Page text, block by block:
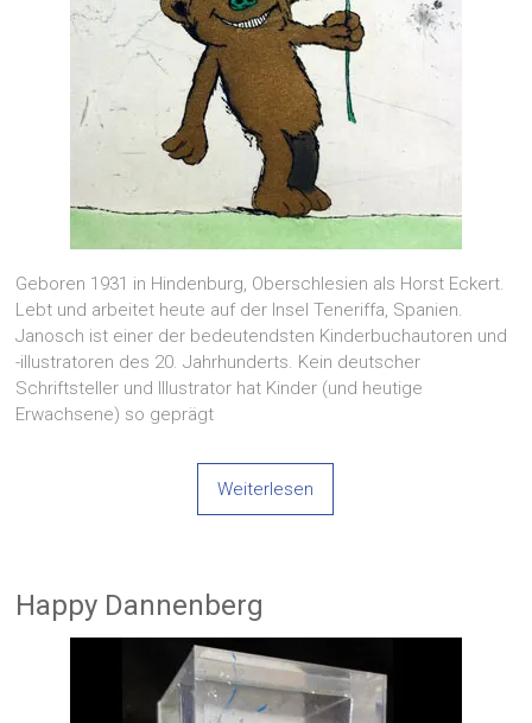
Geboren 1931 in Hindenburg, Oberschlesien als Horst Eckert.
Lebt und arbeitet heute auf der Insel Teneriffa, Spanien.
Janosch ist einer der bedeutendsten Kinderbuchautoren und
-illustratoren des 20. Jahrhunderts. Kein deutscher
Schriftsteller und Illustrator hat Kinder (und heutige
Erwachsene) so geprägt
Weiterlesen
Happy Dannenberg